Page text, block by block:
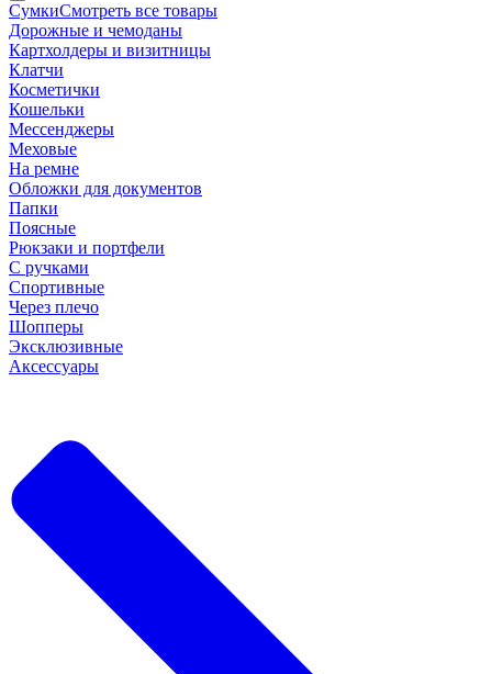
СумкиСмотреть все товары
Дорожные и чемоданы
Картхолдеры и визитницы
Клатчи
Косметички
Кошельки
Мессенджеры
Меховые
На ремне
Обложки для документов
Папки
Поясные
Рюкзаки и портфели
С ручками
Спортивные
Через плечо
Шопперы
Эксклюзивные
Аксессуары